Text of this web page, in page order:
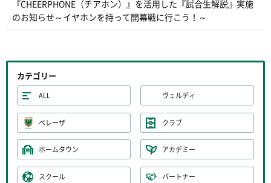
『CHEERPHONE（チアホン）』を活用した『試合生解説』実施
のお知らせ～イヤホンを持って開幕戦に行こう！～
カテゴリー
ALL ヴェルディ
ベレーザ クラブ
ホームタウン アカデミー
スクール パートナー